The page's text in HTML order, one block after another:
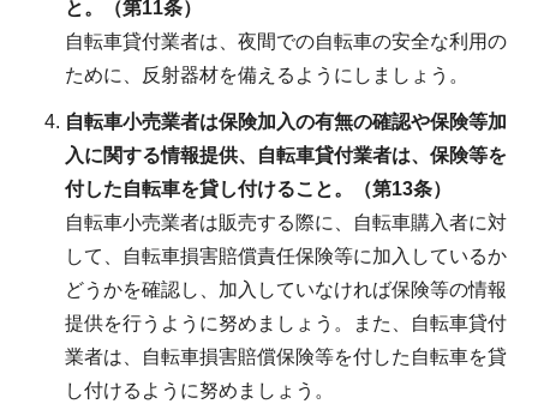
と。（第11条）
自転車貸付業者は、夜間での自転車の安全な利用の
ために、反射器材を備えるようにしましょう。
自転車小売業者は保険加入の有無の確認や保険等加
入に関する情報提供、自転車貸付業者は、保険等を
付した自転車を貸し付けること。（第13条）
自転車小売業者は販売する際に、自転車購入者に対
して、自転車損害賠償責任保険等に加入しているか
どうかを確認し、加入していなければ保険等の情報
提供を行うように努めましょう。また、自転車貸付
業者は、自転車損害賠償保険等を付した自転車を貸
し付けるように努めましょう。